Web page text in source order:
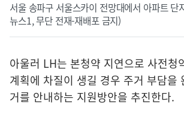
서울 송파구 서울스카이 전망대에서 아파트
뉴스1, 무단 전재-재배포 금지)
아울러 LH는 본청약 지연으로 사전청
계획에 차질이 생길 경우 주거 부담을
거를 안내하는 지원방안을 추진한다.